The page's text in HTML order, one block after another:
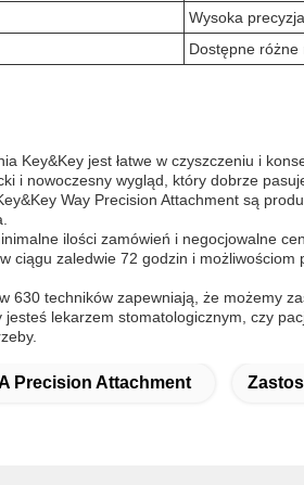
Wysoka precyzja
Dostępne różne
Key&Key jest łatwe w czyszczeniu i
i nowoczesny wygląd, który dobrze
Way Precision Attachment są
ilości zamówień i negocjowalne
ciągu zaledwie 72 godzin i
630 techników zapewniają, że możemy
jesteś lekarzem stomatologicznym, czy
Precision Attachment